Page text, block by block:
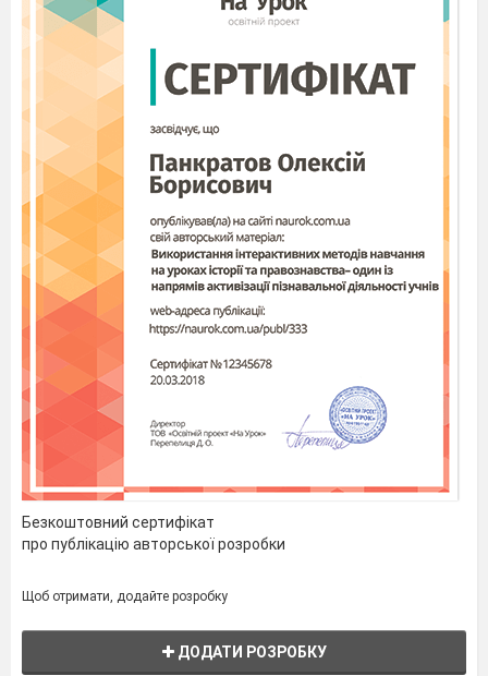
c) Rabbits;
12) Where does Betty keep her toys?
cupboard;
b) On her bed;
c) In the toy box;
Безкоштовний сертифікат
про публікацію авторської розробки
Щоб отримати, додайте розробку
ДОДАТИ РОЗРОБКУ